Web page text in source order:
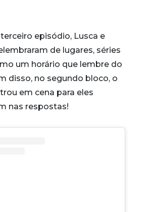
episódio, Lusca e
de lugares, séries
um horário que lembre do
disso, no segundo bloco, o
em cena para eles
nas respostas!